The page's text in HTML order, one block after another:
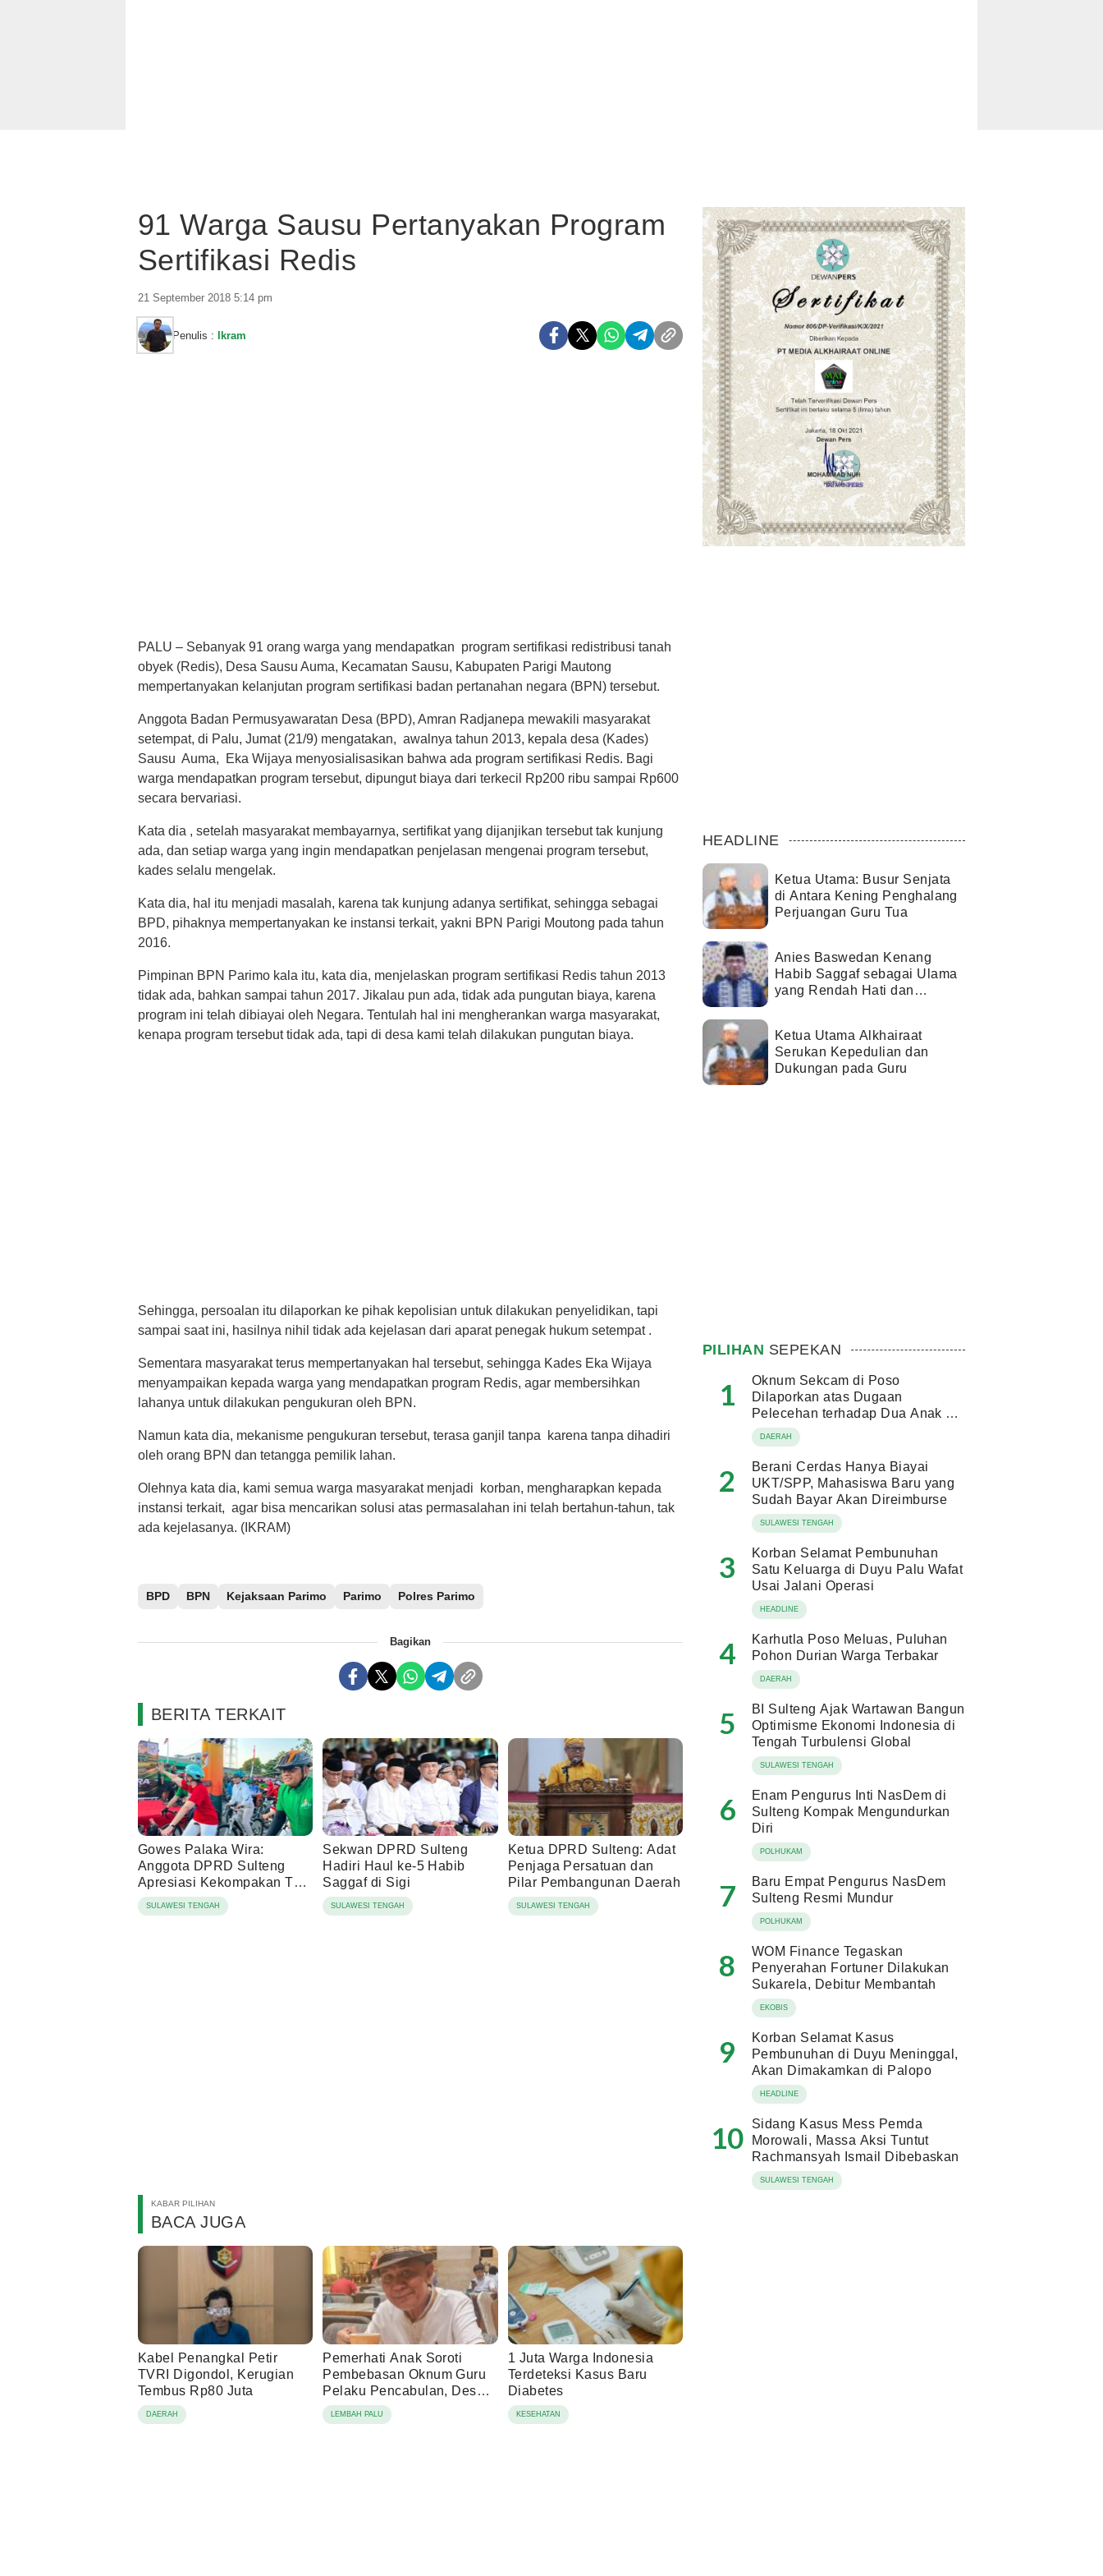
91 Warga Sausu Pertanyakan Program
Sertifikasi Redis
21 September 2018 5:14 pm
Penulis : Ikram
PALU – Sebanyak 91 orang warga yang mendapatkan program sertifikasi redistribusi tanah
obyek (Redis), Desa Sausu Auma, Kecamatan Sausu, Kabupaten Parigi Mautong
mempertanyakan kelanjutan program sertifikasi badan pertanahan negara (BPN) tersebut.
Anggota Badan Permusyawaratan Desa (BPD), Amran Radjanepa mewakili masyarakat
setempat, di Palu, Jumat (21/9) mengatakan, awalnya tahun 2013, kepala desa (Kades)
Sausu Auma, Eka Wijaya menyosialisasikan bahwa ada program sertifikasi Redis. Bagi
warga mendapatkan program tersebut, dipungut biaya dari terkecil Rp200 ribu sampai Rp600
secara bervariasi.
Kata dia , setelah masyarakat membayarnya, sertifikat yang dijanjikan tersebut tak kunjung
ada, dan setiap warga yang ingin mendapatkan penjelasan mengenai program tersebut,
kades selalu mengelak.
Kata dia, hal itu menjadi masalah, karena tak kunjung adanya sertifikat, sehingga sebagai
BPD, pihaknya mempertanyakan ke instansi terkait, yakni BPN Parigi Moutong pada tahun
2016.
Pimpinan BPN Parimo kala itu, kata dia, menjelaskan program sertifikasi Redis tahun 2013
tidak ada, bahkan sampai tahun 2017. Jikalau pun ada, tidak ada pungutan biaya, karena
program ini telah dibiayai oleh Negara. Tentulah hal ini mengherankan warga masyarakat,
kenapa program tersebut tidak ada, tapi di desa kami telah dilakukan pungutan biaya.
Sehingga, persoalan itu dilaporkan ke pihak kepolisian untuk dilakukan penyelidikan, tapi
sampai saat ini, hasilnya nihil tidak ada kejelasan dari aparat penegak hukum setempat .
Sementara masyarakat terus mempertanyakan hal tersebut, sehingga Kades Eka Wijaya
menyampaikan kepada warga yang mendapatkan program Redis, agar membersihkan
lahanya untuk dilakukan pengukuran oleh BPN.
Namun kata dia, mekanisme pengukuran tersebut, terasa ganjil tanpa karena tanpa dihadiri
oleh orang BPN dan tetangga pemilik lahan.
Olehnya kata dia, kami semua warga masyarakat menjadi korban, mengharapkan kepada
instansi terkait, agar bisa mencarikan solusi atas permasalahan ini telah bertahun-tahun, tak
ada kejelasanya. (IKRAM)
BPD BPN Kejaksaan Parimo Parimo Polres Parimo
Bagikan
BERITA TERKAIT
Gowes Palaka Wira:
Anggota DPRD Sulteng
Apresiasi Kekompakan TNI-
Masyarakat
SULAWESI TENGAH
Sekwan DPRD Sulteng
Hadiri Haul ke-5 Habib
Saggaf di Sigi
SULAWESI TENGAH
Ketua DPRD Sulteng: Adat
Penjaga Persatuan dan
Pilar Pembangunan Daerah
SULAWESI TENGAH
KABAR PILIHAN
BACA JUGA
Kabel Penangkal Petir
TVRI Digondol, Kerugian
Tembus Rp80 Juta
DAERAH
Pemerhati Anak Soroti
Pembebasan Oknum Guru
Pelaku Pencabulan, Desak
Proses Hukum Dilanjutkan
LEMBAH PALU
1 Juta Warga Indonesia
Terdeteksi Kasus Baru
Diabetes
KESEHATAN
HEADLINE
Ketua Utama: Busur Senjata
di Antara Kening Penghalang
Perjuangan Guru Tua
Anies Baswedan Kenang
Habib Saggaf sebagai Ulama
yang Rendah Hati dan
Ketua Utama Alkhairaat
Serukan Kepedulian dan
Dukungan pada Guru
PILIHAN SEPEKAN
1
Oknum Sekcam di Poso
Dilaporkan atas Dugaan
Pelecehan terhadap Dua Anak di
Bawah Umur
DAERAH
2
Berani Cerdas Hanya Biayai
UKT/SPP, Mahasiswa Baru yang
Sudah Bayar Akan Direimburse
SULAWESI TENGAH
3
Korban Selamat Pembunuhan
Satu Keluarga di Duyu Palu Wafat
Usai Jalani Operasi
HEADLINE
4
Karhutla Poso Meluas, Puluhan
Pohon Durian Warga Terbakar
DAERAH
5
BI Sulteng Ajak Wartawan Bangun
Optimisme Ekonomi Indonesia di
Tengah Turbulensi Global
SULAWESI TENGAH
6
Enam Pengurus Inti NasDem di
Sulteng Kompak Mengundurkan
Diri
POLHUKAM
7
Baru Empat Pengurus NasDem
Sulteng Resmi Mundur
POLHUKAM
8
WOM Finance Tegaskan
Penyerahan Fortuner Dilakukan
Sukarela, Debitur Membantah
EKOBIS
9
Korban Selamat Kasus
Pembunuhan di Duyu Meninggal,
Akan Dimakamkan di Palopo
HEADLINE
10
Sidang Kasus Mess Pemda
Morowali, Massa Aksi Tuntut
Rachmansyah Ismail Dibebaskan
SULAWESI TENGAH